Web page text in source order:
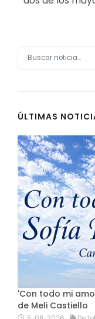
ÚLTIMAS
'Con todo mi
de Meli Castiello